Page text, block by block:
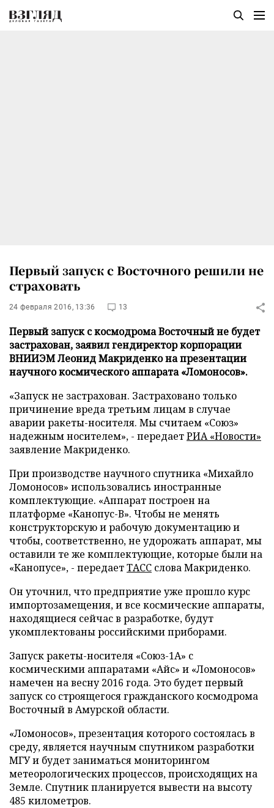
Первый запуск с Восточного решили не
страховать
24 февраля 2016, 13:36 13
Первый запуск с космодрома Восточный не будет
застрахован, заявил гендиректор корпорации
ВНИИЭМ Леонид Макриденко на презентации
научного космического аппарата «Ломоносов».
«Запуск не застрахован. Застраховано только
причинение вреда третьим лицам в случае
аварии ракеты-носителя. Мы считаем «Союз»
надежным носителем», - передаетРИА «Новости»
заявление Макриденко.
При производстве научного спутника «Михайло
Ломоносов» использовались иностранные
комплектующие. «Аппарат построен на
платформе «Канопус-В». Чтобы не менять
конструкторскую и рабочую документацию и
чтобы, соответственно, не удорожать аппарат, мы
оставили те же комплектующие, которые были на
«Канопусе», - передаетТАСС слова Макриденко.
Он уточнил, что предприятие уже прошло курс
импортозамещения, и все космические аппараты,
находящиеся сейчас в разработке, будут
укомплектованы российскими приборами.
Запуск ракеты-носителя «Союз-1А» с
космическими аппаратами «Айс» и «Ломоносов»
намечен на весну 2016 года. Это будет первый
запуск со строящегося гражданского космодрома
Восточный в Амурской области.
«Ломоносов», презентация которого состоялась в
среду, является научным спутником разработки
МГУ и будет заниматься мониторингом
метеорологических процессов, происходящих на
Земле. Спутник планируется вывести на высоту
485 километров.